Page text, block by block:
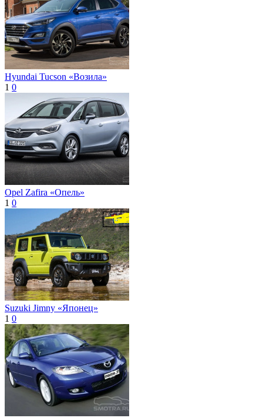
Hyundai Tucson «Возила»
1 0
Opel Zafira «Опель»
1 0
Suzuki Jimny «Японец»
1 0